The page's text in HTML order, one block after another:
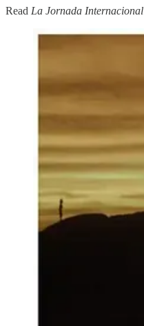
Read La Jornada Internacional